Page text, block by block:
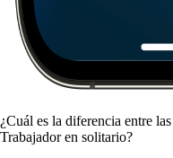
¿Cuál es la diferencia entre
Trabajador en solitario?